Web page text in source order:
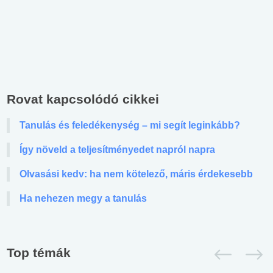
Rovat kapcsolódó cikkei
Tanulás és feledékenység – mi segít leginkább?
Így növeld a teljesítményedet napról napra
Olvasási kedv: ha nem kötelező, máris érdekesebb
Ha nehezen megy a tanulás
Top témák